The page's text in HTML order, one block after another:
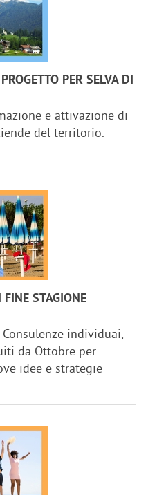
PER SELVA DI
e attivazione di
del territorio.
FINE STAGIONE
individuai,
da Ottobre per
idee e strategie